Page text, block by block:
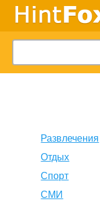
Развлечения
Отдых
Спорт
СМИ